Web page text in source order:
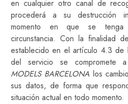
en cualquier otro canal de
procederá a su destrucción
momento en que se tenga
circunstancia. Con la finalidad
establecido en el artículo 4.3 de
del servicio se compromete
MODELS BARCELONA los
sus datos, de forma que
situación actual en todo momento.